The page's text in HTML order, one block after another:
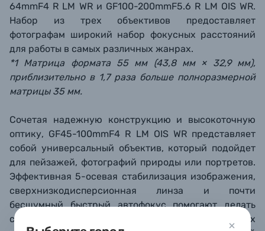
64mmF4 R LM WR и GF100-200mmF5.6 R LM OIS WR.
Набор из трех объективов предоставляет
фотографам широкий набор фокусных расстояний
для работы в самых различных жанрах.
*1 Матрица формата 55 мм (43,8 мм × 32,9 мм),
приблизительно в 1,7 раза больше полноразмерной
матрицы 35 мм.
Сочетая надежную конструкцию и высокоточную
оптику, GF45-100mmF4 R LM OIS WR представляет
собой универсальный объектив, который подойдет
для пейзажей, фотографий природы или портретов.
Эффективная 5-осевая стабилизация изображения,
сверхнизкодисперсионная линза и почти
бесшумный быстрый автофокус помогают делать
снимки в экстремальных и непредсказуемых